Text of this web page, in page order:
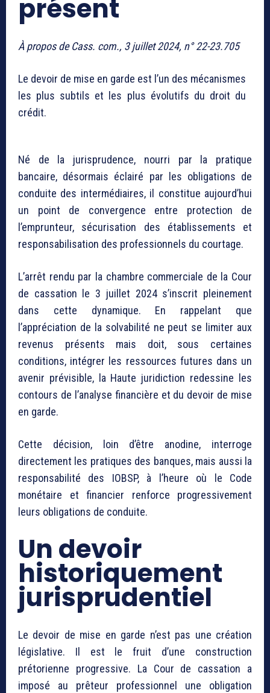
présent
À propos de Cass. com., 3 juillet 2024, n° 22-23.705
Le devoir de mise en garde est l’un des mécanismes
les plus subtils et les plus évolutifs du droit du
crédit.
Né de la jurisprudence, nourri par la pratique
bancaire, désormais éclairé par les obligations de
conduite des intermédiaires, il constitue aujourd’hui
un point de convergence entre protection de
l’emprunteur, sécurisation des établissements et
responsabilisation des professionnels du courtage.
L’arrêt rendu par la chambre commerciale de la Cour
de cassation le 3 juillet 2024 s’inscrit pleinement
dans cette dynamique. En rappelant que
l’appréciation de la solvabilité ne peut se limiter aux
revenus présents mais doit, sous certaines
conditions, intégrer les ressources futures dans un
avenir prévisible, la Haute juridiction redessine les
contours de l’analyse financière et du devoir de mise
en garde.
Cette décision, loin d’être anodine, interroge
directement les pratiques des banques, mais aussi la
responsabilité des IOBSP, à l’heure où le Code
monétaire et financier renforce progressivement
leurs obligations de conduite.
Un devoir
historiquement
jurisprudentiel
Le devoir de mise en garde n’est pas une création
législative. Il est le fruit d’une construction
prétorienne progressive. La Cour de cassation a
imposé au prêteur professionnel une obligation